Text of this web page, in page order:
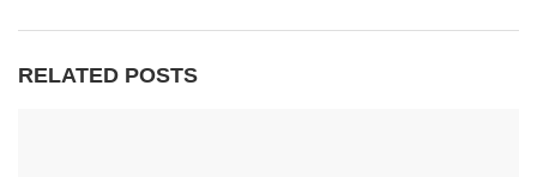
RELATED POSTS